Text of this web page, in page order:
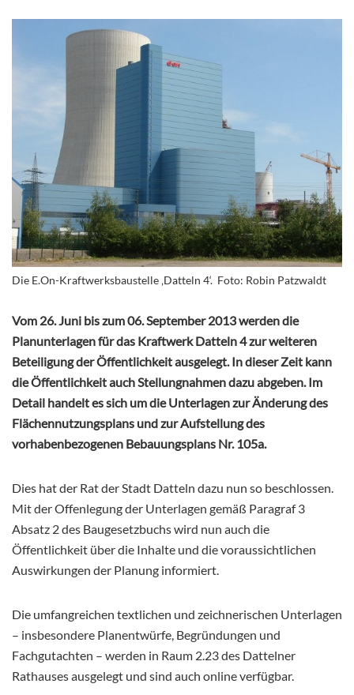
Die E.On-Kraftwerksbaustelle ‚Datteln 4‘. Foto: Robin Patzwaldt
Vom 26. Juni bis zum 06. September 2013 werden die
Planunterlagen für das Kraftwerk Datteln 4 zur weiteren
Beteiligung der Öffentlichkeit ausgelegt. In dieser Zeit kann
die Öffentlichkeit auch Stellungnahmen dazu abgeben. Im
Detail handelt es sich um die Unterlagen zur Änderung des
Flächennutzungsplans und zur Aufstellung des
vorhabenbezogenen Bebauungsplans Nr. 105a.
Dies hat der Rat der Stadt Datteln dazu nun so beschlossen.
Mit der Offenlegung der Unterlagen gemäß Paragraf 3
Absatz 2 des Baugesetzbuchs wird nun auch die
Öffentlichkeit über die Inhalte und die voraussichtlichen
Auswirkungen der Planung informiert.
Die umfangreichen textlichen und zeichnerischen Unterlagen
– insbesondere Planentwürfe, Begründungen und
Fachgutachten – werden in Raum 2.23 des Dattelner
Rathauses ausgelegt und sind auch online verfügbar.